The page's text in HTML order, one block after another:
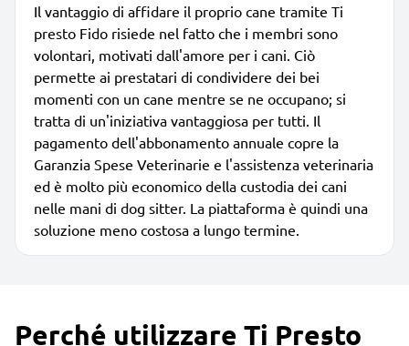
Il vantaggio di affidare il proprio cane tramite Ti
presto Fido risiede nel fatto che i membri sono
volontari, motivati dall'amore per i cani. Ciò
permette ai prestatari di condividere dei bei
momenti con un cane mentre se ne occupano; si
tratta di un'iniziativa vantaggiosa per tutti. Il
pagamento dell'abbonamento annuale copre la
Garanzia Spese Veterinarie e l'assistenza veterinaria
ed è molto più economico della custodia dei cani
nelle mani di dog sitter. La piattaforma è quindi una
soluzione meno costosa a lungo termine.
Perché utilizzare Ti Presto